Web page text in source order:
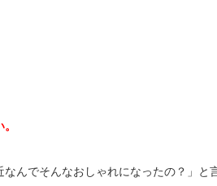
なんでそんなおしゃれになったの？」